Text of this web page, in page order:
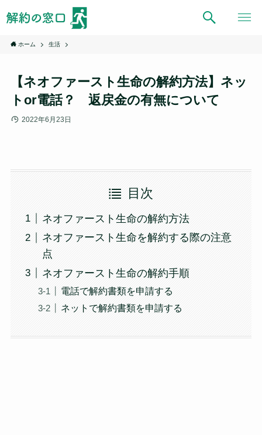
ホーム 生活
【ネオファースト生命の解約方法】ネッ
トor電話？ 返戻金の有無について
2022年6月23日
目次
ネオファースト生命の解約方法
ネオファースト生命を解約する際の注意
点
ネオファースト生命の解約手順
電話で解約書類を申請する
ネットで解約書類を申請する